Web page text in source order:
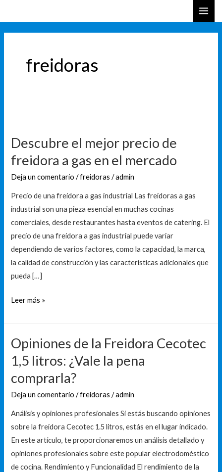
contenido
freidoras
Descubre el mejor precio de
freidora a gas en el mercado
Deja un comentario /freidoras /admin
Precio de una freidora a gas industrial Las freidoras a gas
industrial son una pieza esencial en muchas cocinas
comerciales, desde restaurantes hasta eventos de catering. El
precio de una freidora a gas industrial puede variar
dependiendo de varios factores, como la capacidad, la marca,
la calidad de construcción y las características adicionales que
pueda […]
mejor
precio
freidora
a
gas
en
el
mercado
Leer más »
Opiniones de la Freidora Cecotec
1,5 litros: ¿Vale la pena
comprarla?
Deja un comentario /freidoras /admin
Análisis y opiniones profesionales Si estás buscando opiniones
sobre la freidora Cecotec 1.5 litros, estás en el lugar indicado.
En este artículo, te proporcionaremos un análisis detallado y
opiniones profesionales sobre este popular electrodoméstico
de cocina. Rendimiento y Funcionalidad El rendimiento de la
Opiniones
de
la
Freidora
Cecotec
entradas
u
s